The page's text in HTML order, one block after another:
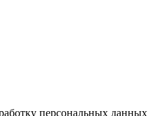
персональных данных